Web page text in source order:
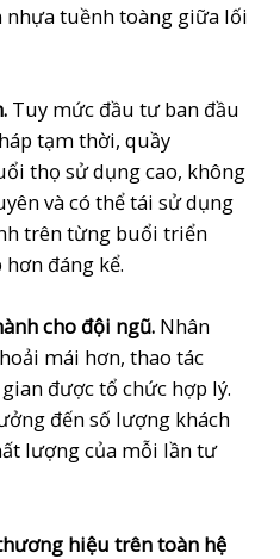
nhựa tuềnh toàng giữa lối
Tuy mức đầu tư ban đầu
tạm thời, quầy
thọ sử dụng cao, không
và có thể tái sử dụng
trên từng buổi triển
đáng kể.
cho đội ngũ. Nhân
mái hơn, thao tác
được tổ chức hợp lý.
đến số lượng khách
lượng của mỗi lần tư
hiệu trên toàn hệ